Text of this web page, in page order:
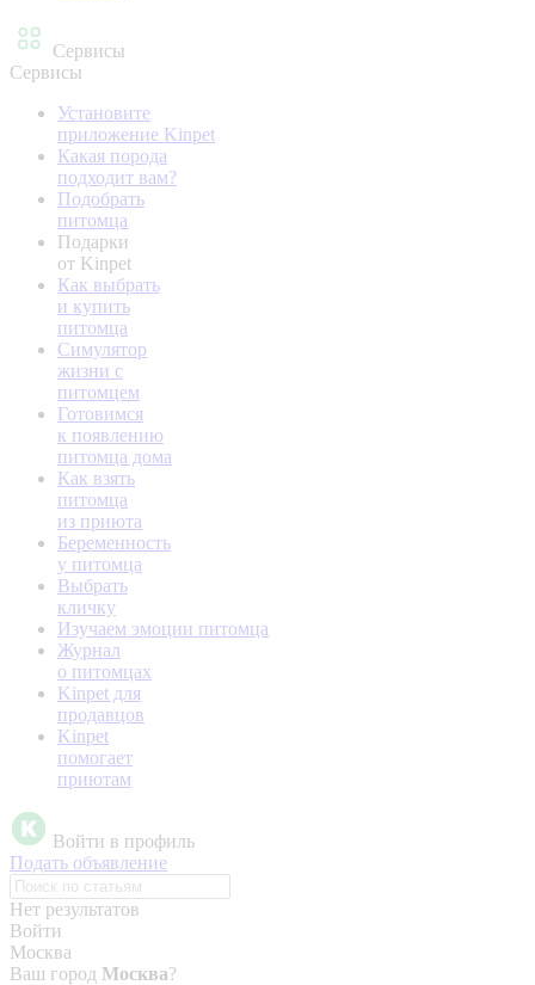
Сервисы
Сервисы
Установите
приложение Kinpet
Какая порода
подходит вам?
Подобрать
питомца
Подарки
от Kinpet
Как выбрать
и купить
питомца
Симулятор
жизни с
питомцем
Готовимся
к появлению
питомца дома
Как взять
питомца
из приюта
Беременность
у питомца
Выбрать
кличку
Изучаем эмоции питомца
Журнал
о питомцах
Kinpet для
продавцов
Kinpet
помогает
приютам
Войти в профиль
Подать объявление
Нет результатов
Войти
Москва
Ваш город Москва?